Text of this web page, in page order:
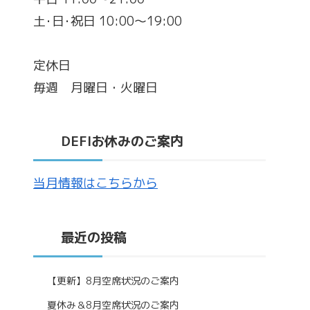
土･日･祝日 10:00～19:00
定休日
毎週 月曜日・火曜日
DEFIお休みのご案内
当月情報はこちらから
最近の投稿
【更新】8月空席状況のご案内
夏休み＆8月空席状況のご案内